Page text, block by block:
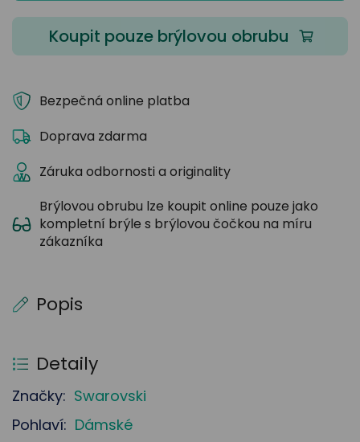
Popis
Detaily
Značky: Swarovski
Pohlaví: Dámské
Koupit pouze brýlovou obrubu
Bezpečná online platba
Doprava zdarma
Záruka odbornosti a originality
Brýlovou obrubu lze koupit online pouze jako
kompletní brýle s brýlovou čočkou na míru
zákazníka